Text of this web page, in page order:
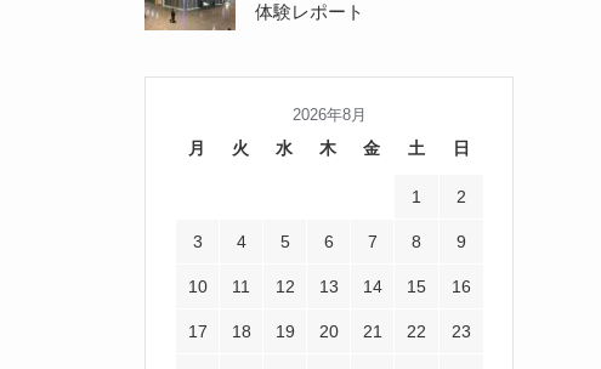
体験レポート
2026年8月
月 火 水 木 金 土 日
1 2
3 4 5 6 7 8 9
10 11 12 13 14 15 16
17 18 19 20 21 22 23